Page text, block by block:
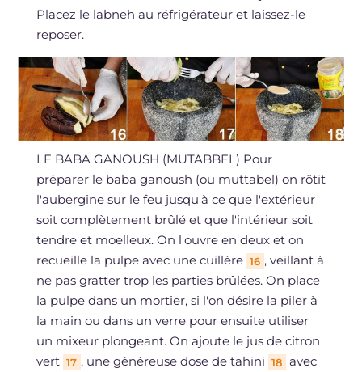
Placez le labneh au réfrigérateur et laissez-le
reposer.
LE BABA GANOUSH (MUTABBEL) Pour
préparer le baba ganoush (ou muttabel) on rôtit
l'aubergine sur le feu jusqu'à ce que l'extérieur
soit complètement brûlé et que l'intérieur soit
tendre et moelleux. On l'ouvre en deux et on
recueille la pulpe avec une cuillère 16 , veillant à
ne pas gratter trop les parties brûlées. On place
la pulpe dans un mortier, si l'on désire la piler à
la main ou dans un verre pour ensuite utiliser
un mixeur plongeant. On ajoute le jus de citron
vert 17 , une généreuse dose de tahini 18 avec